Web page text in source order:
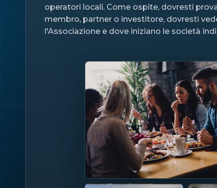
operatori locali. Come ospite, dovresti
membro, partner o investitore, dovresti
l'Associazione e dove iniziano le società